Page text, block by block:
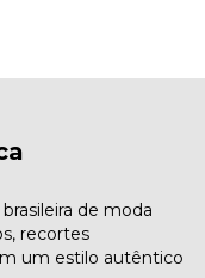
de moda
recortes
um estilo autêntico